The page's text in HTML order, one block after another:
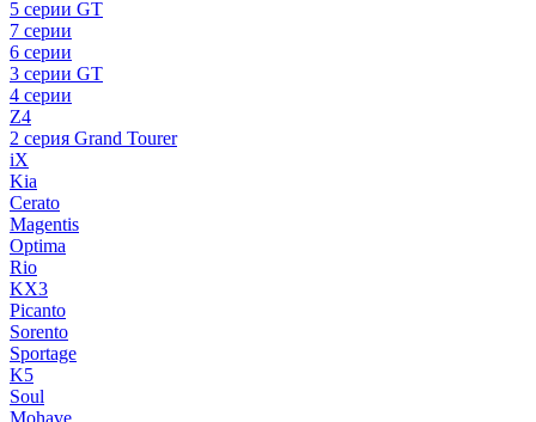
5 серии GT
7 серии
6 серии
3 серии GT
4 серии
Z4
2 серия Grand Tourer
iX
Kia
Cerato
Magentis
Optima
Rio
KX3
Picanto
Sorento
Sportage
K5
Soul
Mohave